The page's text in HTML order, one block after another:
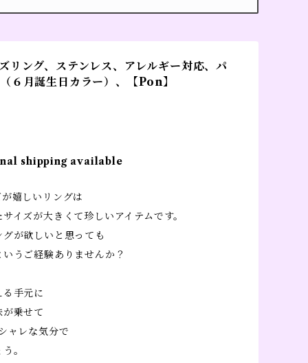
リング、ステンレス、アレルギー対応、パ
６月誕生日カラー）、【Pon】
shipping available
嬉しいリングは
イズが大きくて珍しいアイテムです。
が欲しいと思っても
うご経験ありませんか？
手元に
乗せて
ャレな気分で
。